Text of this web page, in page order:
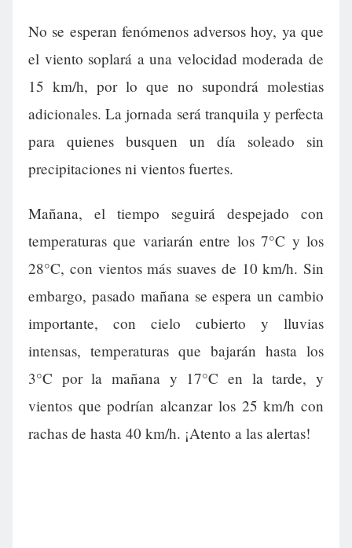
No se esperan fenómenos adversos hoy, ya que
el viento soplará a una velocidad moderada de
15 km/h, por lo que no supondrá molestias
adicionales. La jornada será tranquila y perfecta
para quienes busquen un día soleado sin
precipitaciones ni vientos fuertes.
Mañana, el tiempo seguirá despejado con
temperaturas que variarán entre los 7°C y los
28°C, con vientos más suaves de 10 km/h. Sin
embargo, pasado mañana se espera un cambio
importante, con cielo cubierto y lluvias
intensas, temperaturas que bajarán hasta los
3°C por la mañana y 17°C en la tarde, y
vientos que podrían alcanzar los 25 km/h con
rachas de hasta 40 km/h. ¡Atento a las alertas!